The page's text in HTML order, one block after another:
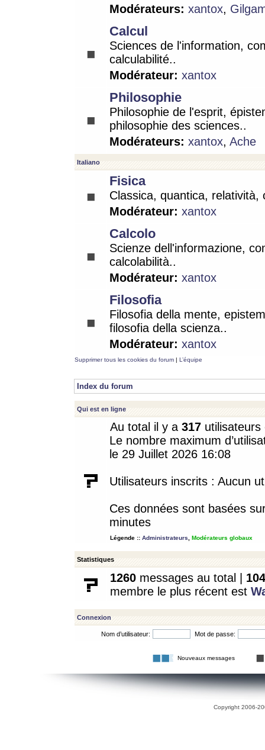
Modérateurs: xantox,
Calcul
Sciences de l'information,
calculabilité..
Modérateur: xantox
Philosophie
Philosophie de l'esprit,
philosophie des sciences..
Modérateurs: xantox, Ache
Italiano
Fisica
Classica, quantica, relatività,
Modérateur: xantox
Calcolo
Scienze dell'informazione,
calcolabilità..
Modérateur: xantox
Filosofia
Filosofia della mente,
filosofia della scienza..
Modérateur: xantox
Supprimer tous les cookies du forum | L’équipe
Index du forum
Qui est en ligne
Au total il y a 317
Le nombre maximum
le 29 Juillet 2026 16:08
Utilisateurs inscrits : Aucun
Ces données sont basées
minutes
Légende :: Administrateurs Modérateurs globaux
Statistiques
1260 messages au total | 104
membre le plus récent est
Connexion
Nom d’utilisateur: Mot de passe:
Nouveaux messages
Copyright 2006-